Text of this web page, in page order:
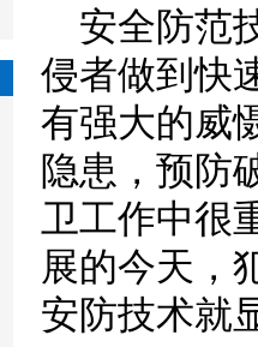
安全防范
侵者做到快
有强大的威
隐患，预防
卫工作中很
展的今天，
安防技术就